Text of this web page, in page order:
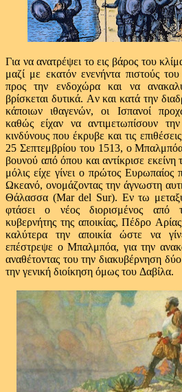
Για να ανατρέψει το εις βάρος του
μαζί με εκατόν ενενήντα πιστούς
προς την ενδοχώρα και να
βρίσκεται δυτικά. Αν και κατά την
κάποιων ιθαγενών, οι Ισπανοί
καθώς είχαν να αντιμετωπίσουν
κινδύνους που έκρυβε και τις
25 Σεπτεμβρίου του 1513, ο
βουνού από όπου και αντίκρισε
μόλις είχε γίνει ο πρώτος Ευρωπαίος
Ωκεανό, ονομάζοντας την άγνωστη
Θάλασσα (Mar del Sur). Εν τω
φτάσει ο νέος διορισμένος από
κυβερνήτης της αποικίας, Πέδρο
καλύτερα την αποικία ώστε να
επέστρεψε ο Μπαλμπόα, για την
αναθέτοντας του την διακυβέρνηση
την γενική διοίκηση όμως του Δαβίλα.